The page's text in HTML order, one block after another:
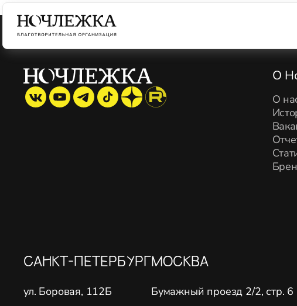
О
О
САНКТ-ПЕТЕРБУРГ
ул. Боровая, 112Б
МОСКВА
Бумажный проезд 2/2, стр. 6